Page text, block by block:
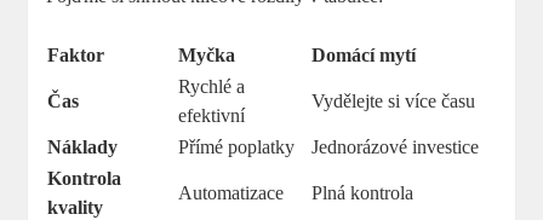
Faktor Myčka Domácí mytí
Čas
Rychlé a
efektivní
Vydělejte si více času
Náklady Přímé poplatky
Jednorázové investice
Kontrola
kvality
Automatizace Plná kontrola